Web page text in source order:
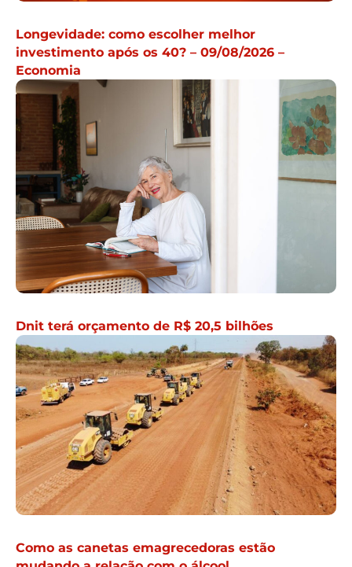
Longevidade: como escolher melhor
investimento após os 40? – 09/08/2026 –
Economia
Dnit terá orçamento de R$ 20,5 bilhões
Como as canetas emagrecedoras estão